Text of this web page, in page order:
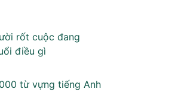
rốt cuộc đang
điều gì
từ vựng tiếng Anh